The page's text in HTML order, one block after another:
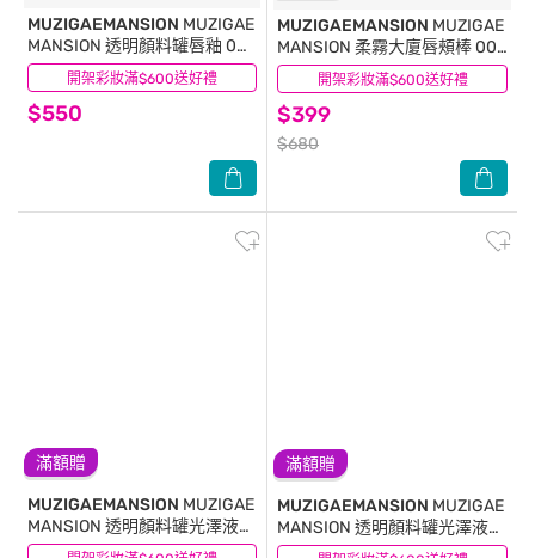
開架彩妝滿$600送好禮
MUZIGAEMANSION MUZIGAE
MANSION 透明顏料罐唇釉 002
SEQUENCE
$550
(2) 開架彩妝滿$600送好禮
MUZIGAEMANSION MUZIGAE
MANSION 柔霧大廈唇頰棒 006
RUFFLE
$399
$680
(2)
滿額贈
MUZIGAEMANSION MUZIGAE
MANSION 透明顏料罐光澤液體
腮紅露 010 YOUTH
滿額贈
MUZIGAEMANSION MUZIGAE
MANSION 透明顏料罐光澤液體
腮紅露 008 BRUNA